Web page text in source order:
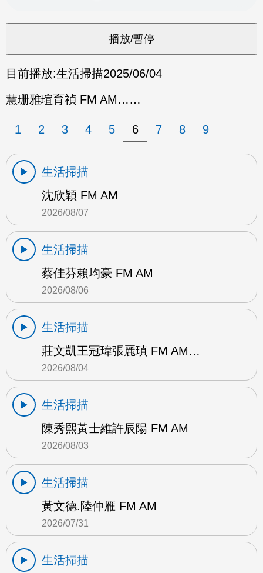
目前播放:生活掃描2025/06/04
慧珊雅瑄育禎 FM AM……
1 2 3 4 5 6 7 8 9
生活掃描
沈欣穎 FM AM
2026/08/07
生活掃描
蔡佳芬賴均豪 FM AM
2026/08/06
生活掃描
莊文凱王冠瑋張麗瑱 FM AM…
2026/08/04
生活掃描
陳秀熙黃士維許辰陽 FM AM
2026/08/03
生活掃描
黃文德.陸仲雁 FM AM
2026/07/31
生活掃描